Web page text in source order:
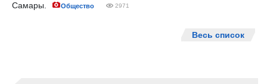
Самары.
Общество 2971
Весь список